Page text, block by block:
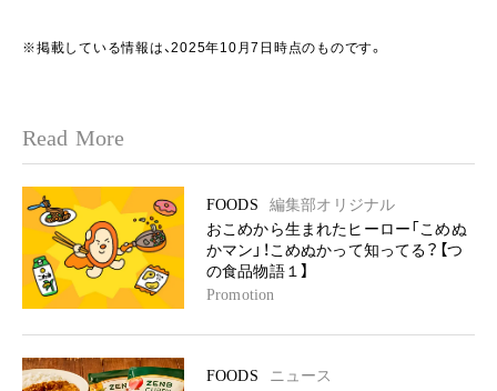
※掲載している情報は、2025年10月7日時点のものです。
Read More
FOODS
編集部オリジナル
おこめから生まれたヒーロー「こめぬ
かマン」！こめぬかって知ってる？【つ
の食品物語１】
Promotion
FOODS
ニュース